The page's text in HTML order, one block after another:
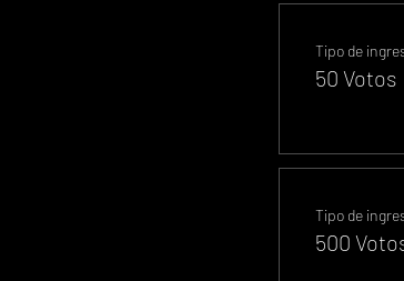
Tipo de
50 Votos
Tipo de
500